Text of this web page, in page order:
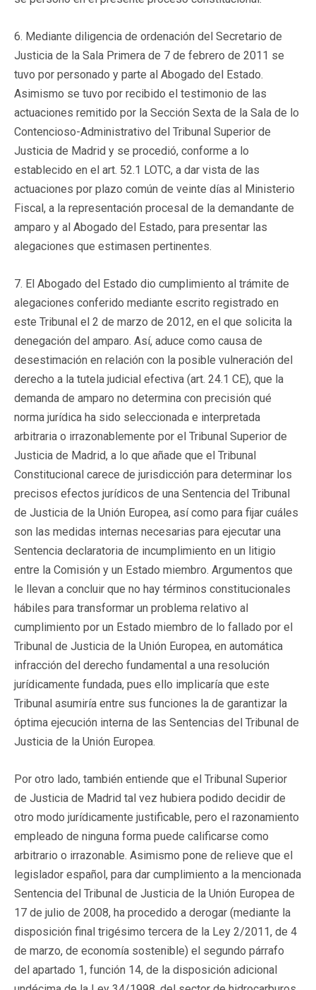
6. Mediante diligencia de ordenación del Secretario de
Justicia de la Sala Primera de 7 de febrero de 2011 se
tuvo por personado y parte al Abogado del Estado.
Asimismo se tuvo por recibido el testimonio de las
actuaciones remitido por la Sección Sexta de la Sala de lo
Contencioso-Administrativo del Tribunal Superior de
Justicia de Madrid y se procedió, conforme a lo
establecido en el art. 52.1 LOTC, a dar vista de las
actuaciones por plazo común de veinte días al Ministerio
Fiscal, a la representación procesal de la demandante de
amparo y al Abogado del Estado, para presentar las
alegaciones que estimasen pertinentes.
7. El Abogado del Estado dio cumplimiento al trámite de
alegaciones conferido mediante escrito registrado en
este Tribunal el 2 de marzo de 2012, en el que solicita la
denegación del amparo. Así, aduce como causa de
desestimación en relación con la posible vulneración del
derecho a la tutela judicial efectiva (art. 24.1 CE), que la
demanda de amparo no determina con precisión qué
norma jurídica ha sido seleccionada e interpretada
arbitraria o irrazonablemente por el Tribunal Superior de
Justicia de Madrid, a lo que añade que el Tribunal
Constitucional carece de jurisdicción para determinar los
precisos efectos jurídicos de una Sentencia del Tribunal
de Justicia de la Unión Europea, así como para fijar cuáles
son las medidas internas necesarias para ejecutar una
Sentencia declaratoria de incumplimiento en un litigio
entre la Comisión y un Estado miembro. Argumentos que
le llevan a concluir que no hay términos constitucionales
hábiles para transformar un problema relativo al
cumplimiento por un Estado miembro de lo fallado por el
Tribunal de Justicia de la Unión Europea, en automática
infracción del derecho fundamental a una resolución
jurídicamente fundada, pues ello implicaría que este
Tribunal asumiría entre sus funciones la de garantizar la
óptima ejecución interna de las Sentencias del Tribunal de
Justicia de la Unión Europea.
Por otro lado, también entiende que el Tribunal Superior
de Justicia de Madrid tal vez hubiera podido decidir de
otro modo jurídicamente justificable, pero el razonamiento
empleado de ninguna forma puede calificarse como
arbitrario o irrazonable. Asimismo pone de relieve que el
legislador español, para dar cumplimiento a la mencionada
Sentencia del Tribunal de Justicia de la Unión Europea de
17 de julio de 2008, ha procedido a derogar (mediante la
disposición final trigésimo tercera de la Ley 2/2011, de 4
de marzo, de economía sostenible) el segundo párrafo
del apartado 1, función 14, de la disposición adicional